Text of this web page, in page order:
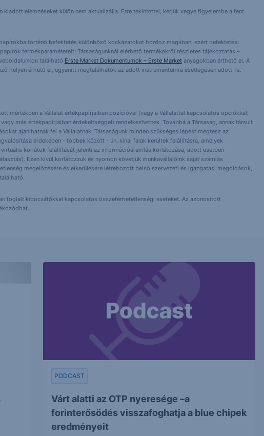
kiadott elemzéseket külön nem aktualizálja. Erre tekintettel, kérjük vegye figyelembe a fent
történő befektetés különböző kockázatokat hordoz magában, ezért befektetési
termékparamétereit! Társaságunknál elérhető termékekről részletes tájékoztatás –
található Erste Market Dokumentumok – Erste Marketanyagokban érthető el. A
helyen érhető el, ugyanitt megtalálhatók az adott instrumentumra esetlegesen adott is.
mértékben a Vállalat értékpapírjaiban pozícióval (vagy a Vállalattal kapcsolatos opciókkal,
más értékpapírjaiban érdekeltséggel) rendelkezhetnek. Továbbá a Társaság, annak társult
ajánlhatnak fel a Vállalatnak. Társaságunk minden szükséges lépést megtesz az
érdekében - többek között - ún. kínai falak kerültek felállításra, amelyek
korlátok felállítását jelenti az információáramlás korlátozása, adott esetben
Ezen kívül korlátozzuk és nyomon követjük munkavállalóink saját számlás
megelőzésére és elkerülésére létrehozott belső szervezeti és igazgatási megoldások,
foglalt kibocsátókkal kapcsolatos összeférhetetlenségi eseteket. Az azonosított
Várt alatti az OTP nyeresége –a
forinterősödés visszafoghatja a blue chipek
eredményeit
PODCAST